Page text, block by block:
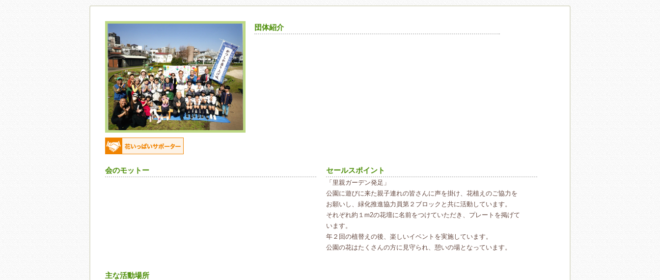
団体紹介
会のモットー セールスポイント
「里親ガーデン発足」
公園に遊びに来た親子連れの皆さんに声を掛け、花植えのご協力を
お願いし、緑化推進協力員第２ブロックと共に活動しています。
それぞれ約１m2の花壇に名前をつけていただき、プレートを掲げて
います。
年２回の植替えの後、楽しいイベントを実施しています。
公園の花はたくさんの方に見守られ、憩いの場となっています。
主な活動場所